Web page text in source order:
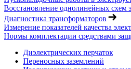
Восстановление однолинейных схем
Диагностика трансформаторов
Измерение показателей качества
Нормы комплектации средствами
Диэлектрических перчаток
Переносных заземлений